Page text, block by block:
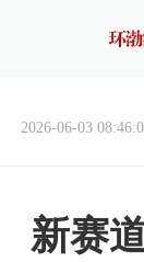
2026-06-03
新赛